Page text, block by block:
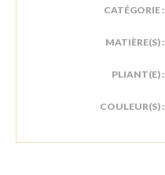
CATÉGORIE :
MATIÈRE(S) :
PLIANT(E) :
COULEUR(S) :